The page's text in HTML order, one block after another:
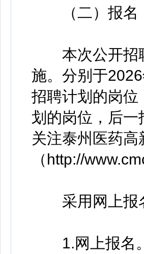
（二）报名
本次公开招聘
施。分别于
招聘计划的岗位
划的岗位，后一
关注泰州医药
（http://
采用网上报
1.网上报名。